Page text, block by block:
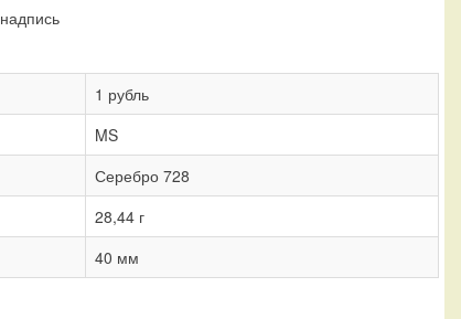
надпись
1 рубль
MS
Серебро 728
28,44 г
40 мм